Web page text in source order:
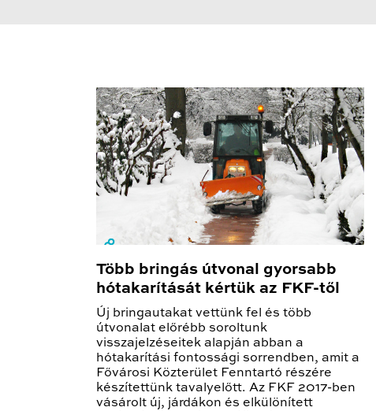
Több bringás útvonal gyorsabb
hótakarítását kértük az FKF-től
Új bringautakat vettünk fel és több
útvonalat előrébb soroltunk
visszajelzéseitek alapján abban a
hótakarítási fontossági sorrendben, amit a
Fővárosi Közterület Fenntartó részére
készítettünk tavalyelőtt. Az FKF 2017-ben
vásárolt új, járdákon és elkülönített